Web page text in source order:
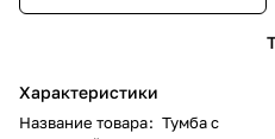
Характеристики
Название товара: Тумба с